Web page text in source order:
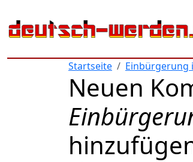
Startseite
Einbürgerung
Neuen